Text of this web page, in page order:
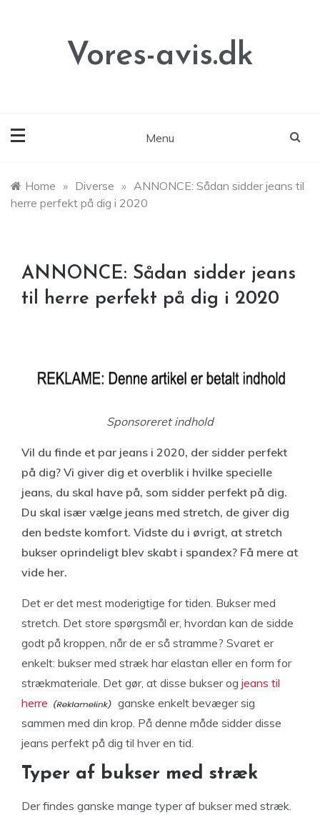
Vores-avis.dk
Menu
Home » Diverse » ANNONCE: Sådan sidder jeans til
herre perfekt på dig i 2020
ANNONCE: Sådan sidder jeans
til herre perfekt på dig i 2020
Sponsoreret indhold
Vil du finde et par jeans i 2020, der sidder perfekt
på dig? Vi giver dig et overblik i hvilke specielle
jeans, du skal have på, som sidder perfekt på dig.
Du skal især vælge jeans med stretch, de giver dig
den bedste komfort. Vidste du i øvrigt, at stretch
bukser oprindeligt blev skabt i spandex? Få mere at
vide her.
Det er det mest moderigtige for tiden. Bukser med
stretch. Det store spørgsmål er, hvordan kan de sidde
godt på kroppen, når de er så stramme? Svaret er
enkelt: bukser med stræk har elastan eller en form for
strækmateriale. Det gør, at disse bukser og jeans til
herre
ganske enkelt bevæger sig
sammen med din krop. På denne måde sidder disse
jeans perfekt på dig til hver en tid.
Typer af bukser med stræk
Der findes ganske mange typer af bukser med stræk.